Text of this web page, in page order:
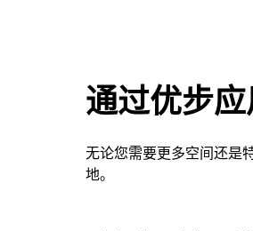
通过优步
无论您需要更多空间还是
地。